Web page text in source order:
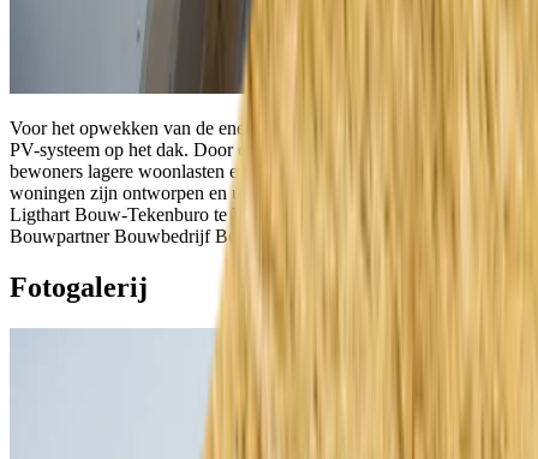
Voor het opwekken van de energie wordt gebruik gemaakt van een
PV-systeem op het dak. Door energieneutraal te bouwen biedt dit
bewoners lagere woonlasten en een hogere woningwaarde. De 10
woningen zijn ontworpen en uit-geëngineerd door Wietse B.
Ligthart Bouw-Tekenburo te Wommels en geplaatst door onze
Bouwpartner Bouwbedrijf Boorsma te Dronryp.
Fotogalerij